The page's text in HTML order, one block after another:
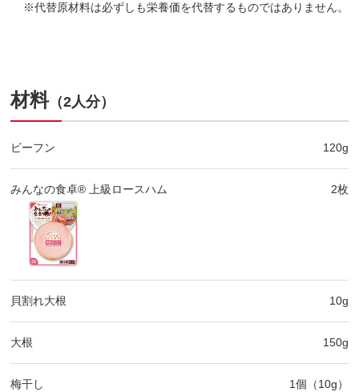
代替原材料は必ずしも栄養価を代替するものではありません。
材料（2人分）
ビーフン 120g
みんなの食卓® 上級ロースハム 2枚
貝割れ大根 10g
大根 150g
梅干し 1個（10g）